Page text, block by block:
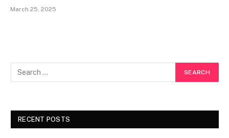
March 25, 2025
RECENT POSTS